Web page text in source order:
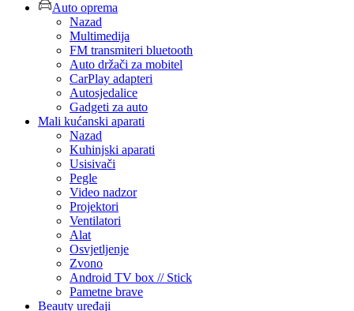
Auto oprema
Nazad
Multimedija
FM transmiteri bluetooth
Auto držači za mobitel
CarPlay adapteri
Autosjedalice
Gadgeti za auto
Mali kućanski aparati
Nazad
Kuhinjski aparati
Usisivači
Pegle
Video nadzor
Projektori
Ventilatori
Alat
Osvjetljenje
Zvono
Android TV box // Stick
Pametne brave
Beauty uređaji